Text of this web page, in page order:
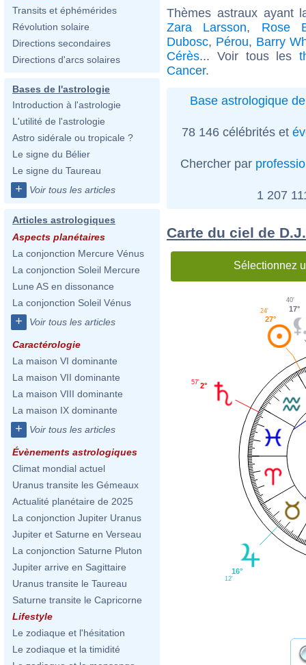
Transits et éphémérides
Révolution solaire
Directions secondaires
Directions d'arcs solaires
Bases de l'astrologie
Introduction à l'astrologie
L'utilité de l'astrologie
Astro sidérale ou tropicale ?
Le signe du Bélier
Le signe du Taureau
+ Voir tous les articles
Articles astrologiques
Aspects planétaires
La conjonction Mercure Vénus
La conjonction Soleil Mercure
Lune AS en dissonance
La conjonction Soleil Vénus
+ Voir tous les articles
Caractérologie
La maison VI dominante
La maison VII dominante
La maison VIII dominante
La maison IX dominante
+ Voir tous les articles
Évènements astrologiques
Climat mondial actuel
Uranus transite les Gémeaux
Actualité planétaire de 2025
La conjonction Jupiter Uranus
Jupiter et Saturne en Verseau
La conjonction Saturne Pluton
Jupiter arrive en Sagittaire
Uranus transite le Taureau
Saturne transite le Capricorne
Lifestyle
Le zodiaque et l'hésitation
Le zodiaque et la timidité
Thèmes astraux ayant
Zara Larsson, Rose
Dubosc, Pérou, Barry
Cérès... Voir tous les
Cancer.
Base astrologique
78 146 célébrités et
Chercher par
1 207
Carte du ciel de
Sélectionnez
17°
40'
27°
24'
2°
57'
16°
12'